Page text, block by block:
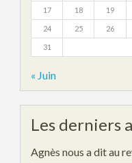
17 18 19
24 25 26
31
« Juin
Les derniers
Agnès nous a dit au